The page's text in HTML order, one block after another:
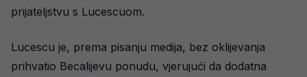
prijateljstvu s Lucescuom.
Lucescu je, prema pisanju medija, bez oklijevanja
prihvatio Becalijevu ponudu, vjerujući da dodatna